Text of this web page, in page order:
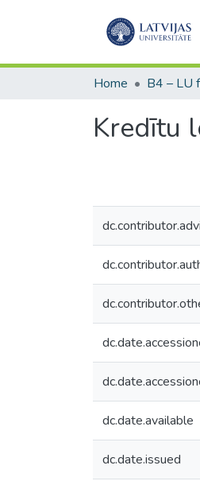
Home
Kredītu
dc.date.available
dc.date.issued